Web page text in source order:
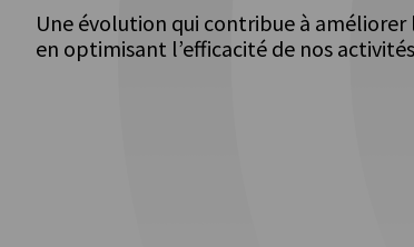
Une évolution qui contribue à
en optimisant l’efficacité de nos